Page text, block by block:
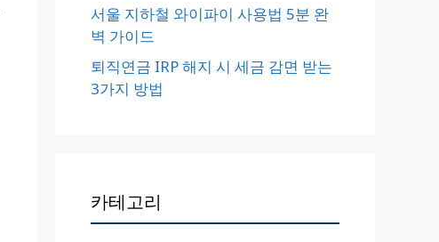
서울 지하철 와이파이 사용법 5분 완
벽 가이드
퇴직연금 IRP 해지 시 세금 감면 받는
3가지 방법
카테고리